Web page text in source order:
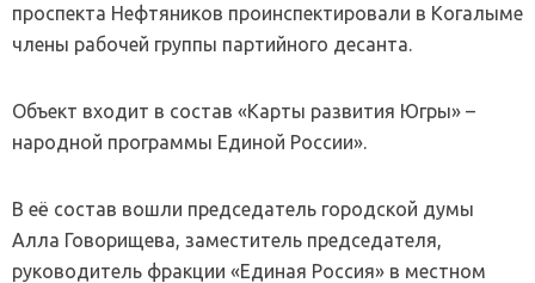
проспекта Нефтяников проинспектировали в Когалыме
члены рабочей группы партийного десанта.
Объект входит в состав «Карты развития Югры» –
народной программы Единой России».
В её состав вошли председатель городской думы
Алла Говорищева, заместитель председателя,
руководитель фракции «Единая Россия» в местном